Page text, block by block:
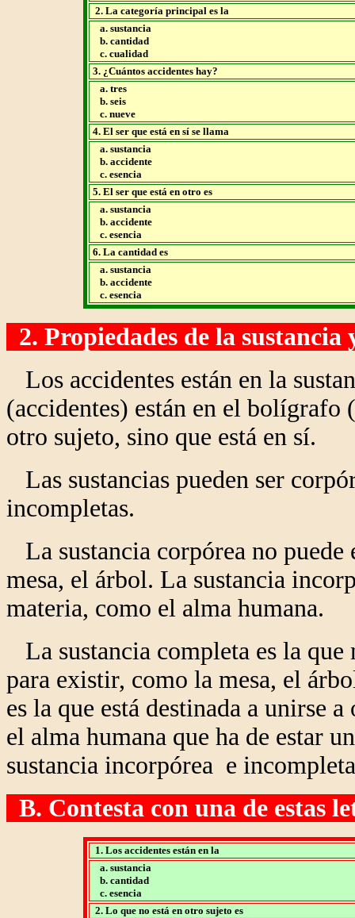
2. La categoría principal es la
a. sustancia
b. cantidad
c. cualidad
3. ¿Cuántos accidentes hay?
a. tres
b. seis
c. nueve
4. El ser que está en sí se llama
a. sustancia
b. accidente
c. esencia
5. El ser que está en otro es
a. sustancia
b. accidente
c. esencia
6. La cantidad es
a. sustancia
b. accidente
c. esencia
2. Propiedades de la sustancia
Los accidentes están en la
(accidentes) están en el bolígrafo
otro sujeto, sino que está en sí.
Las sustancias pueden ser
incompletas.
La sustancia corpórea no
mesa, el árbol. La sustancia
materia, como el alma humana.
La sustancia completa es la que
para existir, como la mesa, el
es la que está destinada a unirse
el alma humana que ha de estar
sustancia incorpórea e
B. Contesta con una de estas
1. Los accidentes están en la
a. sustancia
b. cantidad
c. esencia
2. Lo que no está en otro sujeto es